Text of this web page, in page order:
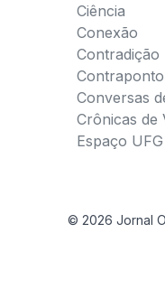
Ciência
Conexão
Contradição
Contraponto
Conversas
Crônicas de
Espaço UFG
© 2026 Jornal